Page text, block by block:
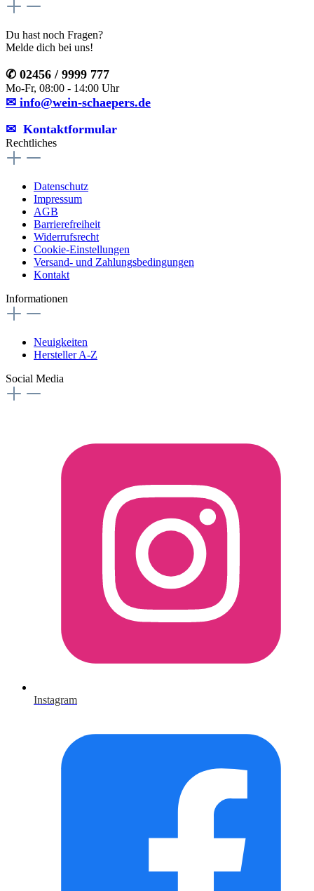
Du hast noch Fragen?
Melde dich bei uns!
✆ 02456 / 9999 777
Mo-Fr, 08:00 - 14:00 Uhr
✉ info@wein-schaepers.de
✉︎ Kontaktformular
Rechtliches
Datenschutz
Impressum
AGB
Barrierefreiheit
Widerrufsrecht
Cookie-Einstellungen
Versand- und Zahlungsbedingungen
Kontakt
Informationen
Neuigkeiten
Hersteller A-Z
Social Media
Instagram